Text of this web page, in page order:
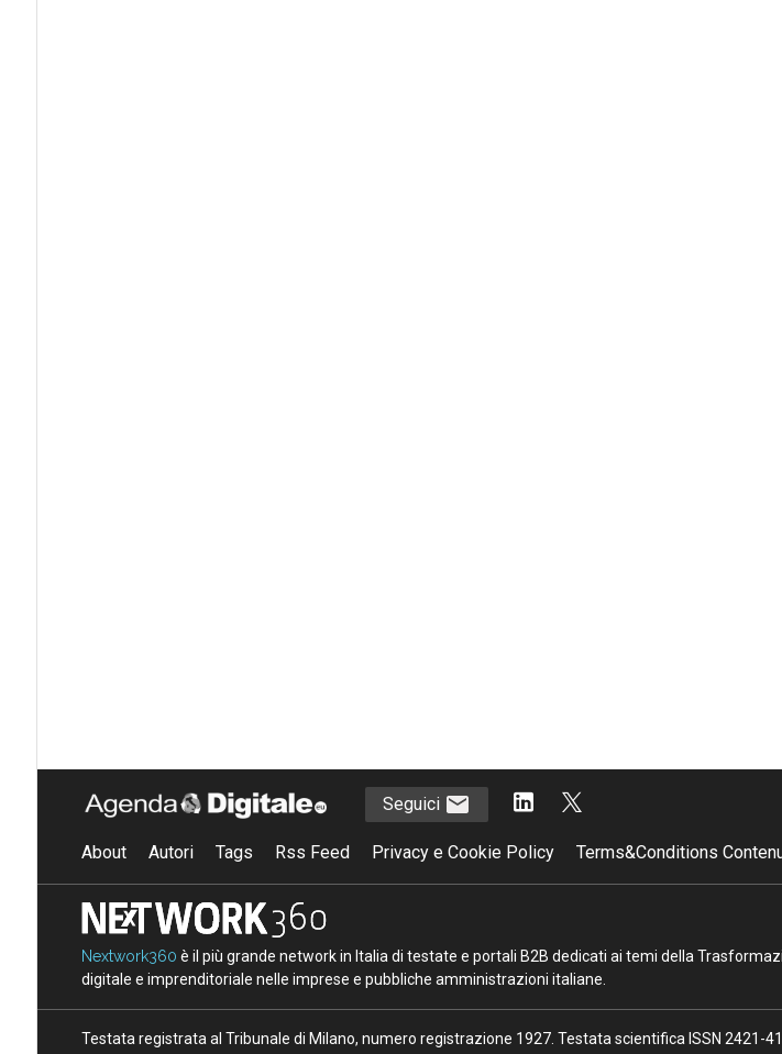
Seguici
About Autori Tags Rss Feed Privacy e Cookie Policy Terms&Conditions
Nextwork360 è il più grande network in Italia di testate e portali B2B dedicati ai temi della
digitale e imprenditoriale nelle imprese e pubbliche amministrazioni italiane.
Testata registrata al Tribunale di Milano, numero registrazione 1927. Testata scientifica ISSN 2421-